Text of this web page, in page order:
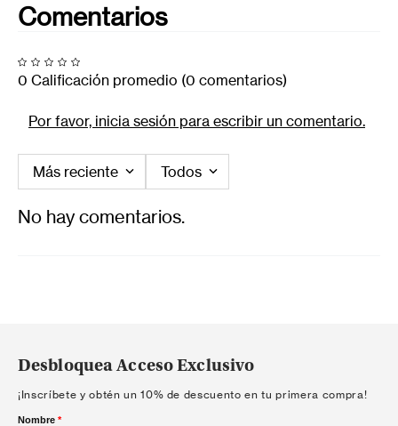
Comentarios
0 Calificación promedio (0 comentarios)
Por favor, inicia sesión para escribir un comentario.
Más reciente Todos
No hay comentarios.
Desbloquea Acceso Exclusivo
¡Inscríbete y obtén un 10% de descuento en tu primera compra!
Nombre *